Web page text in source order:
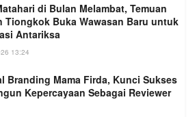
di Bulan Melambat, Temuan
Tiongkok Buka Wawasan Baru untuk
Antariksa
13:24
Branding Mama Firda, Kunci Sukses
Kepercayaan Sebagai Reviewer